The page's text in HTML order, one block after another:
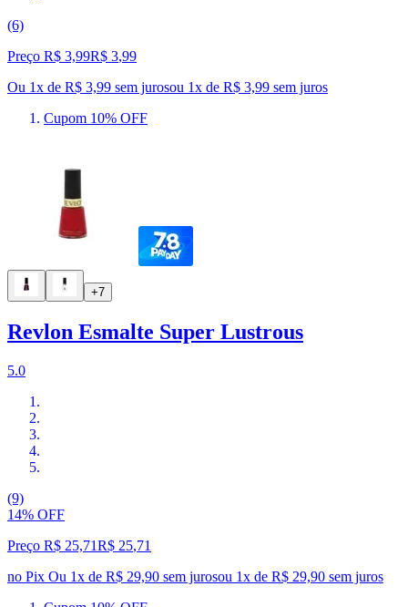
(6)
Preço R$ 3,99R$ 3,99
Ou 1x de R$ 3,99 sem jurosou 1x de R$ 3,99 sem juros
Cupom 10% OFF
+7
Revlon Esmalte Super Lustrous
5.0
(9)
14% OFF
Preço R$ 25,71R$ 25,71
no Pix Ou 1x de R$ 29,90 sem jurosou 1x de R$ 29,90 sem juros